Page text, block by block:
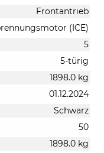
Frontantrieb
(ICE)
5
5-türig
1898.0 kg
01.12.2024
Schwarz
50
1898.0 kg